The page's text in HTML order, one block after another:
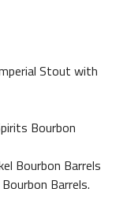
Stout with
Bourbon
Bourbon Barrels
Barrels.